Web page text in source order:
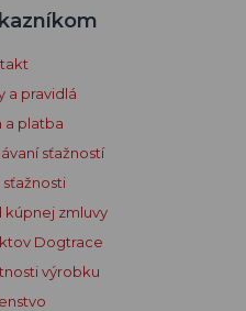
a pravidlá
a platba
sťažností
zmluvy
Dogtrace
výrobku